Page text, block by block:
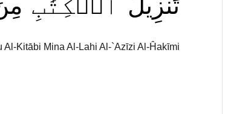
تَنزِيلُ ٱلۡكِتَٰبِ
Al-Kitābi Mina Al-Lahi Al-`Azīzi Al-Ĥakīmi